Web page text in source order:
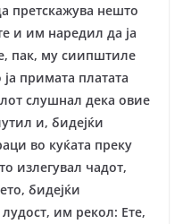
претскажува нешто
и им наредил да ја
пак, му сиипштиле
примата платата
слушнал дека овие
и, бидејќи
во куќата преку
излегувал чадот,
бидејќи
им рекол: Ете,